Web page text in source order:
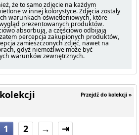
że to samo zdjęcie na każdym
w innej kolorystyce. Zdjęcia zostały
warunkach oświetleniowych, które
prezentowanych produktów.
absorbują, a częściowo odbijają
percepcja zakupionych produktów,
zamieszczonych zdjęć, nawet na
gdyż niemożliwe może być
warunków zewnętrznych.
Przejdź do kolekcji »
1 2 → ⇥